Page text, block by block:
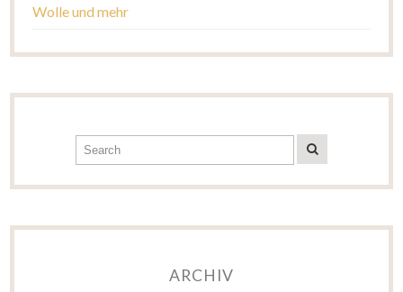
Wolle und mehr
ARCHIV